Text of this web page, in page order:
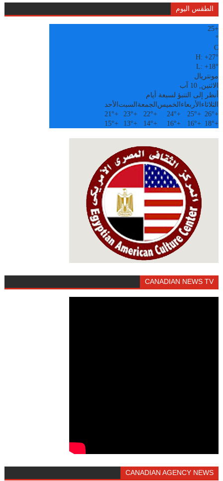
الطقس اليوم
+
25
°
C
H:+27°
L:+18°
مونتريال
الاثنين, 10 آب
أنظر إلى التنبؤ لسبعة أيام
الثلاثاء الأربعاء الخميس الجمعة السبت الأحد
+
26°
+
25°
+
24°
+
22°
+
23°
+
21°
+
18°
+
16°
+
16°
+
14°
+
13°
+
15°
CANADIAN NEWS TV
CANADIAN AGENCY NEWS